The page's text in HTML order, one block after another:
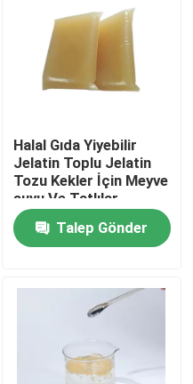
Halal Gıda Yiyebilir
Jelatin Toplu Jelatin
Tozu Kekler İçin Meyve
suyu Ve Tatlılar
Talep Gönder